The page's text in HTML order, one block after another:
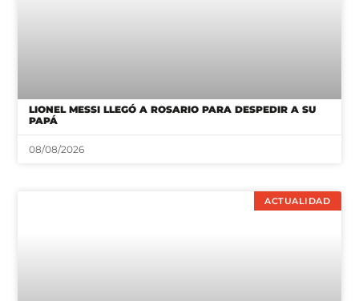
LIONEL MESSI LLEGÓ A ROSARIO PARA DESPEDIR A SU
PAPÁ
08/08/2026
ACTUALIDAD